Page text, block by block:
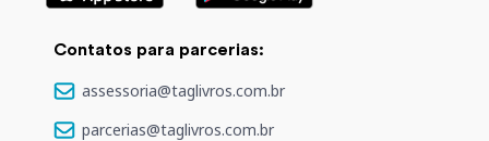
Contatos para parcerias:
assessoria@taglivros.com.br
parcerias@taglivros.com.br